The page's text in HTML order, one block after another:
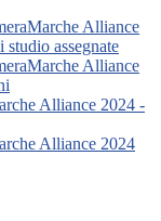
Alliance
studio assegnate
Alliance
Alliance 2024 -
Alliance 2024